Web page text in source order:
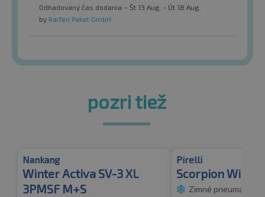
Odhadovaný čas dodania – Št 13 Aug. - Út 18 Aug.
by Raifen Paket GmbH
pozri tiež
Nankang
Winter Activa SV-3 XL
3PMSF M+S
Pirelli
Scorpion Winter
Zimné pneumatiky